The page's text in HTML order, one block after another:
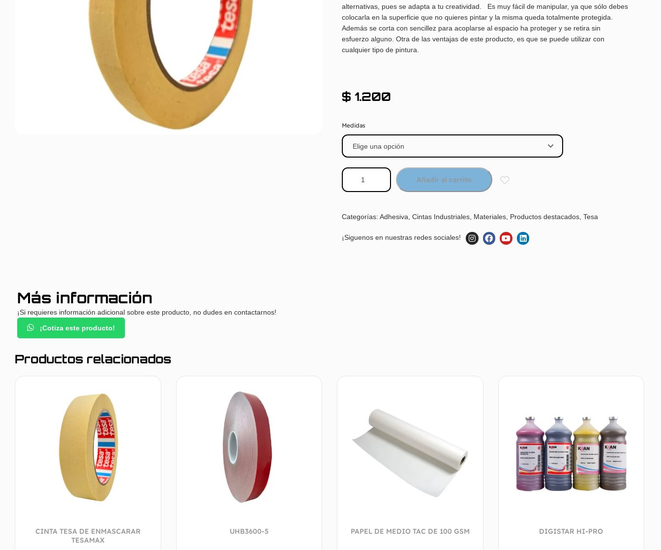
alternativas, pues se adapta a tu creatividad. Es muy fácil de manipular, ya que sólo debes
colocarla en la superficie que no quieres pintar y la misma queda totalmente protegida.
Además se corta con sencillez para acoplarse al espacio ha proteger y se retira sin
esfuerzo alguno. Otra de las ventajas de este producto, es que se puede utilizar con
cualquier tipo de pintura.
$ 1.200
Medidas
Añadir al carrito
Categorías:Adhesiva ,Cintas Industriales Materiales Productos destacados ,Tesa
¡Siguenos en nuestras redes sociales!
Más información
¡Si requieres información adicional sobre este producto, no dudes en contactarnos!
¡Cotiza este producto!
Productos relacionados
CINTA TESA DE ENMASCARAR
TESAMAX
UHB3600-5 PAPEL DE MEDIO TAC DE 100 GSM DIGISTAR HI-PRO